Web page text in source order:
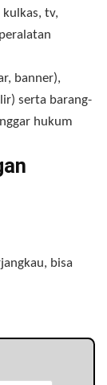
tv,
banner),
serta barang-
hukum
bisa